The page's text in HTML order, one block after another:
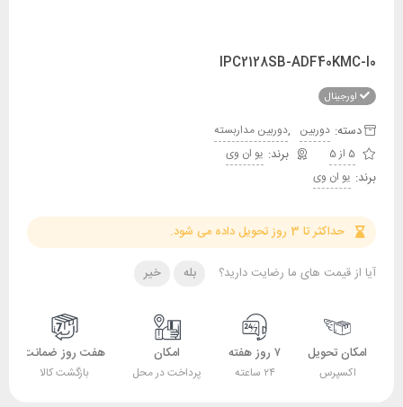
IPC2128SB-ADF40KMC-I0
اورجینال
دسته: دوربین ,دوربین مداربسته
5 از 5
یو ان وی
برند: یو ان وی
حداکثر تا 3 روز تحویل داده می شود.
آیا از قیمت های ما رضایت دارید؟ بله خیر
امکان تحویل
اکسپرس
۷ روز هفته
۲۴ ساعته
امکان
پرداخت در محل
هفت روز ضمانت
بازگشت کالا